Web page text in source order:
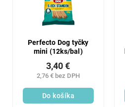
Perfecto Dog tyčky
mini (12ks/bal)
2,76 € bez DPH
3,40 €
Do košíka